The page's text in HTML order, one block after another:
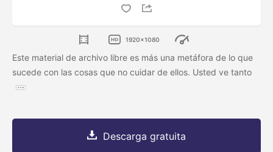
1920x1080
Este material de archivo libre es más una metáfora de lo que
sucede con las cosas que no cuidar de ellos. Usted ve tanto
Descarga gratuita